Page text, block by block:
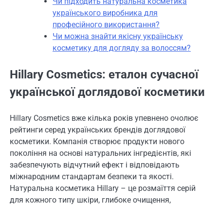
українського виробника для
професійного використання?
Чи можна знайти якісну українську
косметику для догляду за волоссям?
Hillary Cosmetics: еталон сучасної
української доглядової косметики
Hillary Cosmetics вже кілька років упевнено очолює
рейтинги серед українських брендів доглядової
косметики. Компанія створює продукти нового
покоління на основі натуральних інгредієнтів, які
забезпечують відчутний ефект і відповідають
міжнародним стандартам безпеки та якості.
Натуральна косметика Hillary – це розмаїття серій
для кожного типу шкіри, глибоке очищення,